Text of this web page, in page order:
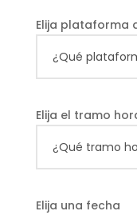
Elija plataforma
Elija el tramo
Elija una fecha